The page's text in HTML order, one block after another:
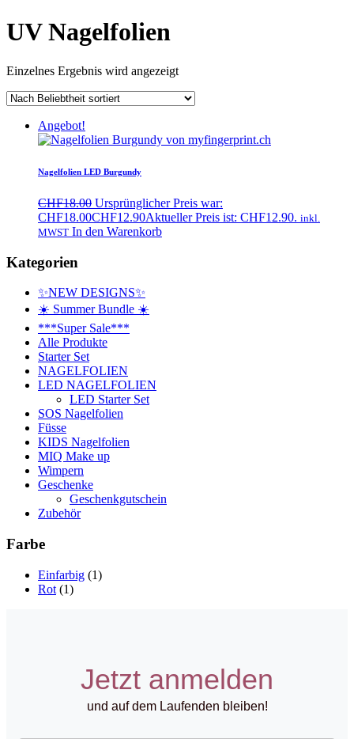
UV Nagelfolien
Einzelnes Ergebnis wird angezeigt
Angebot!
Nagelfolien LED Burgundy
CHF18.00 Ursprünglicher Preis war:
CHF18.00CHF12.90Aktueller Preis ist: CHF12.90. inkl.
MWST In den Warenkorb
Kategorien
✨NEW DESIGNS✨
☀️ Summer Bundle ☀️
***Super Sale***
Alle Produkte
Starter Set
NAGELFOLIEN
LED NAGELFOLIEN
LED Starter Set
SOS Nagelfolien
Füsse
KIDS Nagelfolien
MIQ Make up
Wimpern
Geschenke
Geschenkgutschein
Zubehör
Farbe
Einfarbig (1)
Rot (1)
Jetzt anmelden
und auf dem Laufenden bleiben!